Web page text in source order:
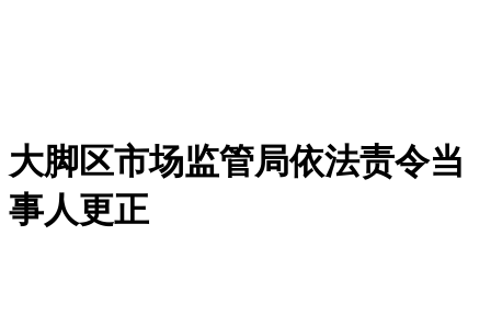
大脚区市场监管局依法责令当
事人更正